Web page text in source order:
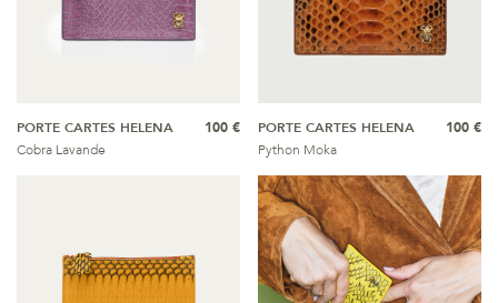
PORTE CARTES HELENA
Cobra Lavande
100 €
PORTE CARTES HELENA
Python Moka
100 €